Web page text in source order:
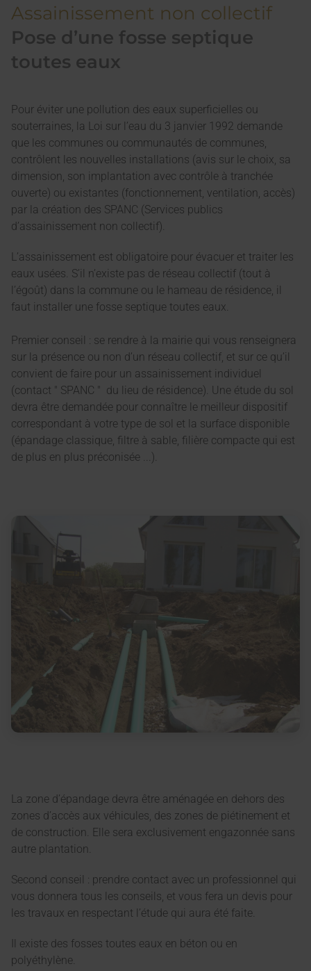
Assainissement non collectif
Pose d’une fosse septique
toutes eaux
Pour éviter une pollution des eaux superficielles ou
souterraines, la Loi sur l’eau du 3 janvier 1992 demande
que les communes ou communautés de communes,
contrôlent les nouvelles installations (avis sur le choix, sa
dimension, son implantation avec contrôle à tranchée
ouverte) ou existantes (fonctionnement, ventilation, accès)
par la création des SPANC (Services publics
d’assainissement non collectif).
L’assainissement est obligatoire pour évacuer et traiter les
eaux usées. S’il n’existe pas de réseau collectif (tout à
l’égoût) dans la commune ou le hameau de résidence, il
faut installer une fosse septique toutes eaux.
Premier conseil : se rendre à la mairie qui vous renseignera
sur la présence ou non d’un réseau collectif, et sur ce qu’il
convient de faire pour un assainissement individuel
(contact " SPANC " du lieu de résidence). Une étude du sol
devra être demandée pour connaître le meilleur dispositif
correspondant à votre type de sol et la surface disponible
(épandage classique, filtre à sable, filière compacte qui est
de plus en plus préconisée ...).
La zone d’épandage devra être aménagée en dehors des
zones d’accès aux véhicules, des zones de piétinement et
de construction. Elle sera exclusivement engazonnée sans
autre plantation.
Second conseil : prendre contact avec un professionnel qui
vous donnera tous les conseils, et vous fera un devis pour
les travaux en respectant l’étude qui aura été faite.
Il existe des fosses toutes eaux en béton ou en
polyéthylène.